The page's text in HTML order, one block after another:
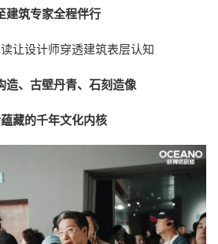
建筑专家全程伴行
让设计师穿透建筑表层认知
造、古壁丹青、石刻造像
藏的千年文化内核